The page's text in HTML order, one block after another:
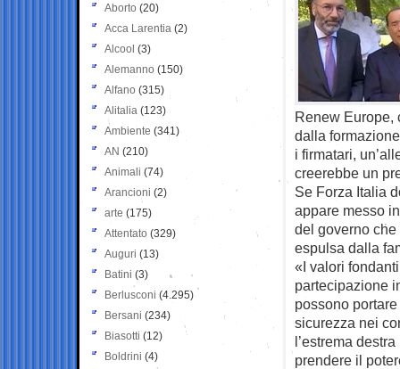
Renew Europe,
dalla
i firmatari,
creerebbe un
Se Forza Italia
appare messo
del governo
espulsa dalla
«I valori
partecipazione
possono
sicurezza nei
l’estrema
prendere il
Aborto (20)
Acca Larentia (2)
Alcool (3)
Alemanno (150)
Alfano (315)
Alitalia (123)
Ambiente (341)
AN (210)
Animali (74)
Arancioni (2)
arte (175)
Attentato (329)
Auguri (13)
Batini (3)
Berlusconi (4.295)
Bersani (234)
Biasotti (12)
Boldrini (4)